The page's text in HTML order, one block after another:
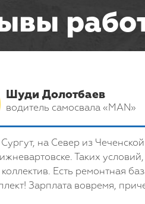
Шуди Долотбаев
водитель самосвала «MAN»
на Север из
Таких
Есть ремонтная
Зарплата вовремя,